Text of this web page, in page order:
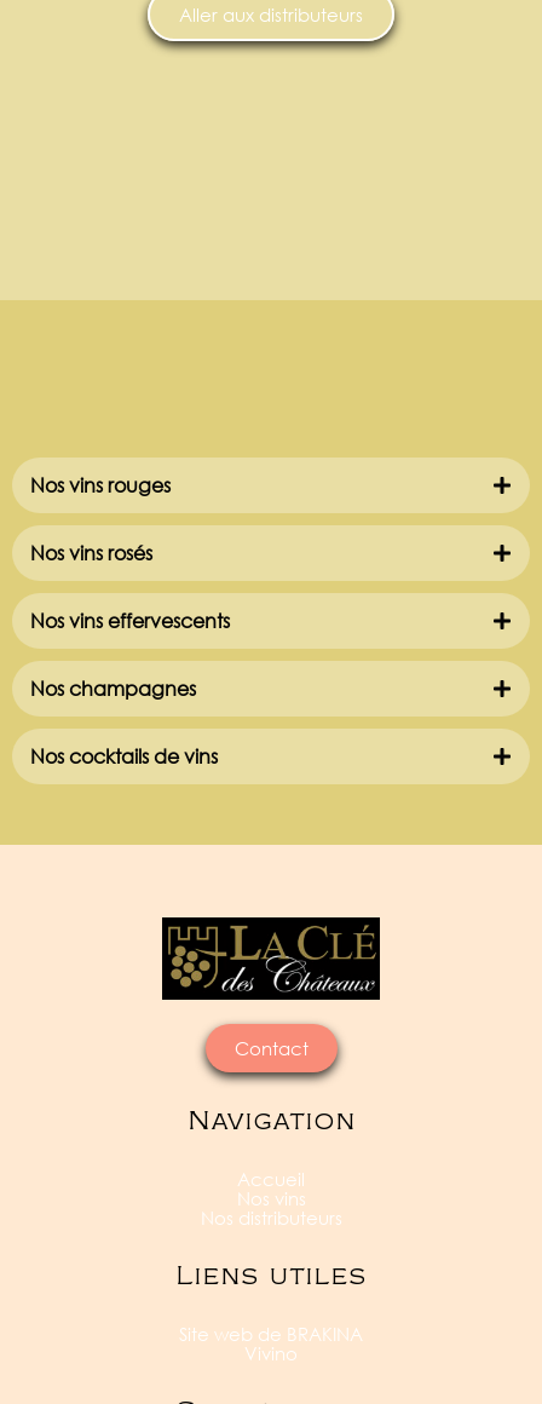
Aller aux distributeurs
Nos vins rouges
Nos vins rosés
Nos vins effervescents
Nos champagnes
Nos cocktails de vins
Contact
Navigation
Accueil
Nos vins
Nos distributeurs
Liens utiles
Site web de BRAKINA
Vivino